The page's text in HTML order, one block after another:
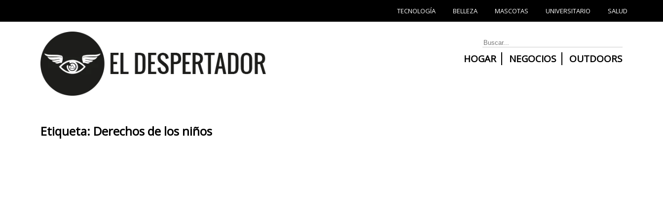
TECNOLOGÍA BELLEZA MASCOTAS UNIVERSITARIO SALUD
HOGAR NEGOCIOS OUTDOORS
Etiqueta: Derechos de los niños